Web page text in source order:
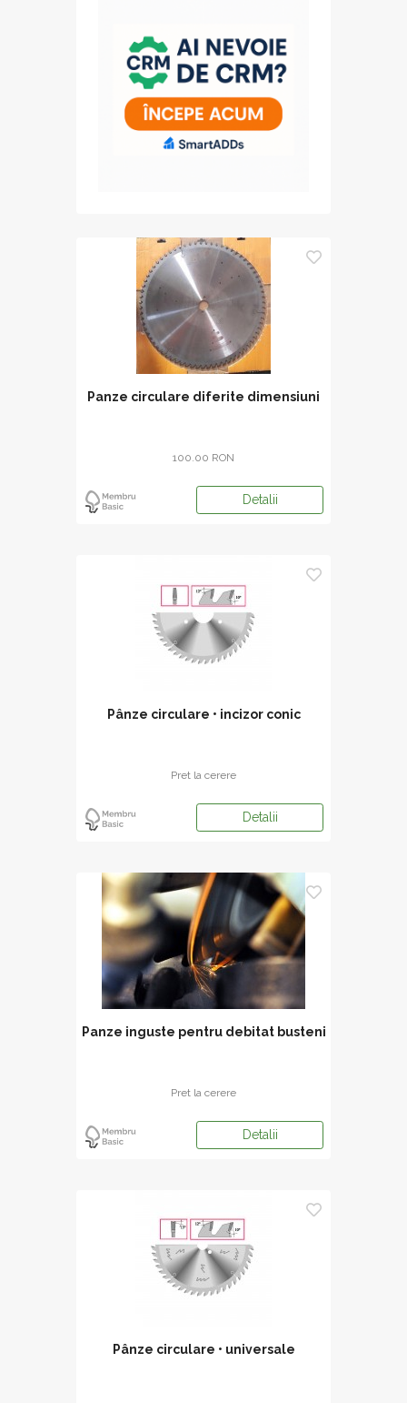
Panze circulare diferite dimensiuni
100.00 RON
Detalii
Pânze circulare • incizor conic
Pret la cerere
Detalii
Panze inguste pentru debitat busteni
Pret la cerere
Detalii
Pânze circulare • universale